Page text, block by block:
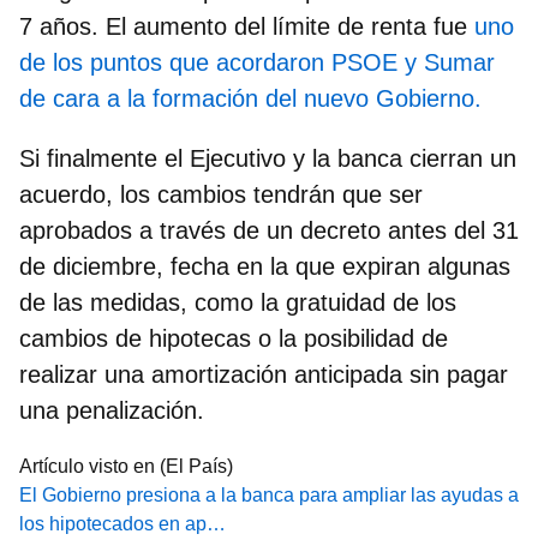
7 años. El aumento del límite de renta fue uno
de los puntos que acordaron PSOE y Sumar
de cara a la formación del nuevo Gobierno.
Si finalmente el Ejecutivo y la banca cierran un
acuerdo, los cambios tendrán que ser
aprobados a través de un decreto antes del 31
de diciembre, fecha en la que expiran algunas
de las medidas, como la gratuidad de los
cambios de hipotecas o la posibilidad de
realizar una amortización anticipada sin pagar
una penalización.
Artículo visto en (El País)
El Gobierno presiona a la banca para ampliar las ayudas a
los hipotecados en ap…